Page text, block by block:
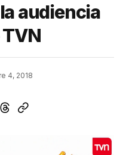
audiencia
4, 2018